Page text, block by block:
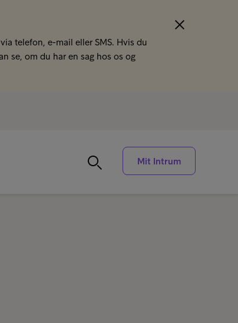
telefon, e-mail eller SMS. Hvis du
se, om du har en sag hos os og
Mit Intrum